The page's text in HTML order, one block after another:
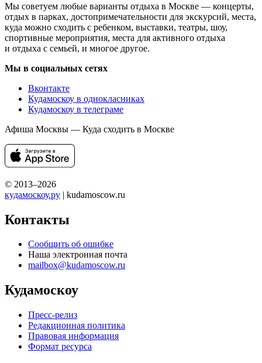
Мы советуем любые варианты отдыха в Москве — концерты,
отдых в парках, достопримечательности для экскурсий, места,
куда можно сходить с ребенком, выставки, театры, шоу,
спортивные мероприятия, места для активного отдыха
и отдыха с семьей, и многое другое.
Мы в социальных сетях
Вконтакте
Кудамоскоу в однокласниках
Кудамоскоу в телеграме
Афиша Москвы — Куда сходить в Москве
© 2013–2026
кудамоскоу.ру | kudamoscow.ru
Контакты
Сообщить об ошибке
Наша электронная почта
mailbox@kudamoscow.ru
Кудамоскоу
Пресс-релиз
Редакционная политика
Правовая информация
Формат ресурса